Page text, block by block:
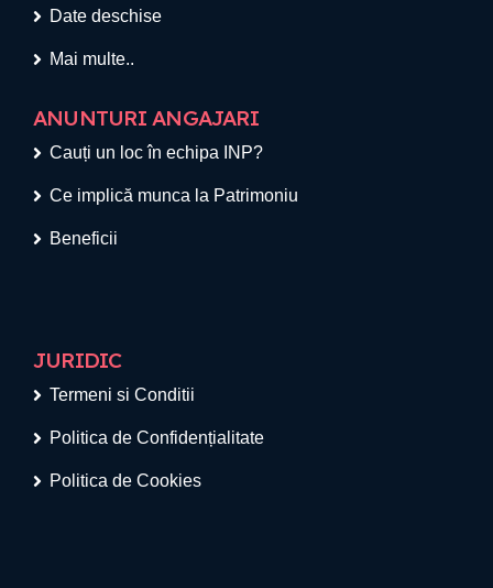
Date deschise
Mai multe..
ANUNTURI ANGAJARI
Cauți un loc în echipa INP?
Ce implică munca la Patrimoniu
Beneficii
JURIDIC
Termeni si Conditii
Politica de Confidențialitate
Politica de Cookies